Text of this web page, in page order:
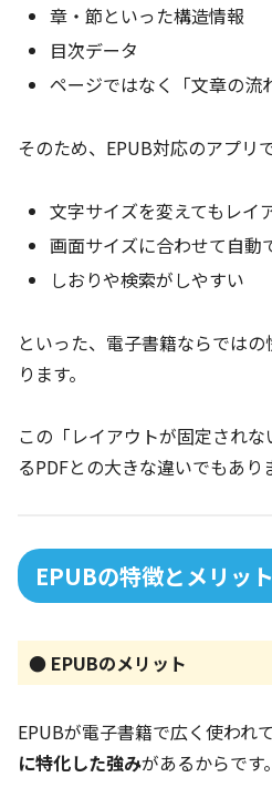
章・節といった構造情報
目次データ
ページではなく「文章の流
そのため、EPUB対応のアプリで
文字サイズを変えてもレイ
画面サイズに合わせて自動
しおりや検索がしやすい
といった、電子書籍ならでは
ります。
この「レイアウトが固定され
るPDFとの大きな違いでもあり
EPUBの特徴とメリッ
● EPUBのメリット
EPUBが電子書籍で広く使われ
に特化した強みがあるからです。